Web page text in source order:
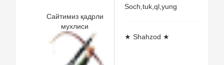
Сайтимиз қадрли
мухлиси
Soch,tuk,ql,yung
★ Shahzod ★